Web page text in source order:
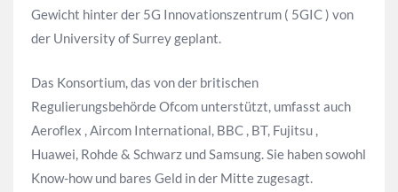
Gewicht hinter der 5G Innovationszentrum ( 5GIC ) von
der University of Surrey geplant.
Das Konsortium, das von der britischen
Regulierungsbehörde Ofcom unterstützt, umfasst auch
Aeroflex , Aircom International, BBC , BT, Fujitsu ,
Huawei, Rohde & Schwarz und Samsung. Sie haben sowohl
Know-how und bares Geld in der Mitte zugesagt.